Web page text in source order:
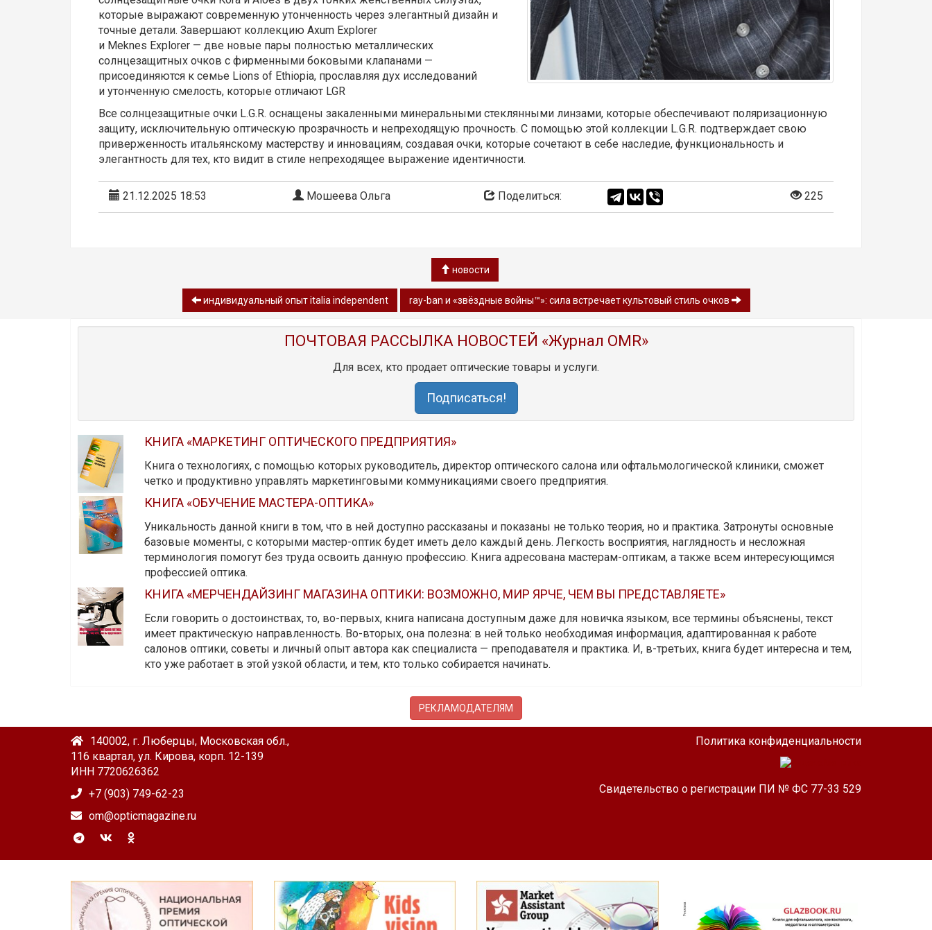
которые выражают современную утонченность через элегантный дизайн и
точные детали. Завершают коллекцию Axum Explorer
и Meknes Explorer — две новые пары полностью металлических
солнцезащитных очков с фирменными боковыми клапанами —
присоединяются к семье Lions of Ethiopia, прославляя дух исследований
и утонченную смелость, которые отличают LGR
Все солнцезащитные очки L.G.R. оснащены закаленными минеральными стеклянными линзами, которые обеспечивают поляризационную
защиту, исключительную оптическую прозрачность и непреходящую прочность. С помощью этой коллекции L.G.R. подтверждает свою
приверженность итальянскому мастерству и инновациям, создавая очки, которые сочетают в себе наследие, функциональность и
элегантность для тех, кто видит в стиле непреходящее выражение идентичности.
21.12.2025 18:53 Мошеева Ольга Поделиться: 225
новости
индивидуальный опыт italia independent ray-ban и «звёздные войны™»: сила встречает культовый стиль очков
ПОЧТОВАЯ РАССЫЛКА НОВОСТЕЙ «Журнал OMR»
Для всех, кто продает оптические товары и услуги.
Подписаться!
КНИГА «МАРКЕТИНГ ОПТИЧЕСКОГО ПРЕДПРИЯТИЯ»
Книга о технологиях, с помощью которых руководитель, директор оптического салона или офтальмологической клиники, сможет
четко и продуктивно управлять маркетинговыми коммуникациями своего предприятия.
КНИГА «ОБУЧЕНИЕ МАСТЕРА-ОПТИКА»
Уникальность данной книги в том, что в ней доступно рассказаны и показаны не только теория, но и практика. Затронуты основные
базовые моменты, с которыми мастер-оптик будет иметь дело каждый день. Легкость восприятия, наглядность и несложная
терминология помогут без труда освоить данную профессию. Книга адресована мастерам-оптикам, а также всем интересующимся
профессией оптика.
КНИГА «МЕРЧЕНДАЙЗИНГ МАГАЗИНА ОПТИКИ: ВОЗМОЖНО, МИР ЯРЧЕ, ЧЕМ ВЫ ПРЕДСТАВЛЯЕТЕ»
Если говорить о достоинствах, то, во-первых, книга написана доступным даже для новичка языком, все термины объяснены, текст
имеет практическую направленность. Во-вторых, она полезна: в ней только необходимая информация, адаптированная к работе
салонов оптики, советы и личный опыт автора как специалиста — преподавателя и практика. И, в-третьих, книга будет интересна и тем,
кто уже работает в этой узкой области, и тем, кто только собирается начинать.
РЕКЛАМОДАТЕЛЯМ
140002, г. Люберцы, Московская обл.,
116 квартал, ул. Кирова, корп. 12-139
ИНН 7720626362
+7 (903) 749-62-23
om@opticmagazine.ru
Политика конфиденциальности
Свидетельство о регистрации ПИ № ФС 77-33 529